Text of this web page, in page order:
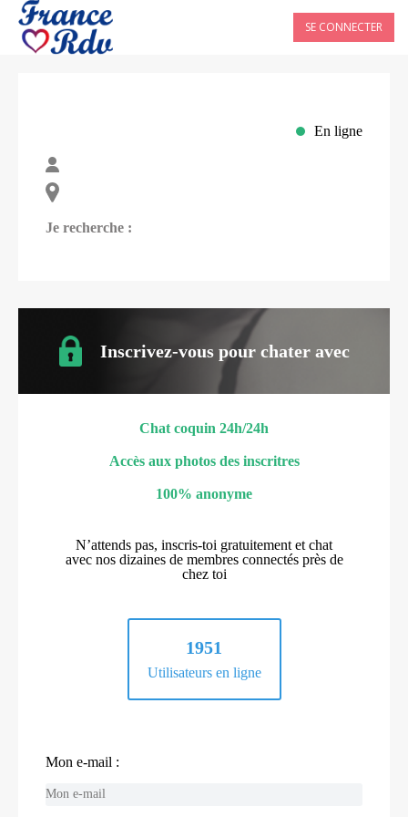
SE CONNECTER
En ligne
Je recherche :
Inscrivez-vous pour chater avec
Chat coquin 24h/24h
Accès aux photos des inscritres
100% anonyme
N’attends pas, inscris-toi gratuitement et chat
avec nos dizaines de membres connectés près de
chez toi
1951
Utilisateurs en ligne
Mon e-mail :